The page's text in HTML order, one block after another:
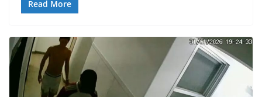
Read More